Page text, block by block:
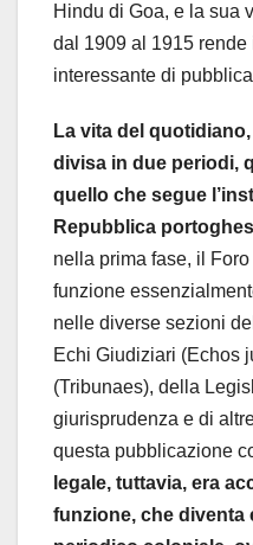
Hindu di Goa, e la sua
dal 1909 al 1915
interessante di
La vita del
divisa in due periodi,
quello che segue
Repubblica
nella prima fase, il
funzione
nelle diverse sezioni
Echi Giudiziari (Echos
(Tribunaes), della
giurisprudenza e di
questa pubblicazione
legale, tuttavia, era
funzione, che diventa